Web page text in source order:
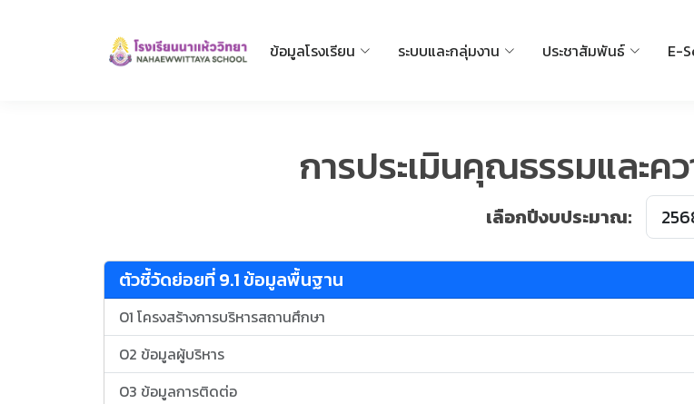
ข้อมูลโรงเรียน ระบบและกลุ่มงาน ประชาสัมพันธ์ E-
การประเมินคุณธรรมและค
เลือกปีงบประมาณ:
ตัวชี้วัดย่อยที่ 9.1 ข้อมูลพื้นฐาน
O1 โครงสร้างการบริหารสถานศึกษา
O2 ข้อมูลผู้บริหาร
O3 ข้อมูลการติดต่อ